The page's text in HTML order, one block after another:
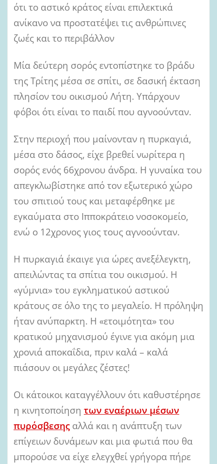
ότι το αστικό κράτος είναι επιλεκτικά
ανίκανο να προστατέψει τις ανθρώπινες
ζωές και το περιβάλλον
Μία δεύτερη σορός εντοπίστηκε το βράδυ
της Τρίτης μέσα σε σπίτι, σε δασική έκταση
πλησίον του οικισμού Λήτη. Υπάρχουν
φόβοι ότι είναι το παιδί που αγνοούνταν.
Στην περιοχή που μαίνονταν η πυρκαγιά,
μέσα στο δάσος, είχε βρεθεί νωρίτερα η
σορός ενός 66χρονου άνδρα. Η γυναίκα του
απεγκλωβίστηκε από τον εξωτερικό χώρο
του σπιτιού τους και μεταφέρθηκε με
εγκαύματα στο Ιπποκράτειο νοσοκομείο,
ενώ ο 12χρονος γιος τους αγνοούνταν.
Η πυρκαγιά έκαιγε για ώρες ανεξέλεγκτη,
απειλώντας τα σπίτια του οικισμού. Η
«γύμνια» του εγκληματικού αστικού
κράτους σε όλο της το μεγαλείο. Η πρόληψη
ήταν ανύπαρκτη. Η «ετοιμότητα» του
κρατικού μηχανισμού έγινε για ακόμη μια
χρονιά αποκαΐδια, πριν καλά – καλά
πιάσουν οι μεγάλες ζέστες!
Οι κάτοικοι καταγγέλλουν ότι καθυστέρησε
η κινητοποίηση των εναέριων μέσων
πυρόσβεσης αλλά και η ανάπτυξη των
επίγειων δυνάμεων και μια φωτιά που θα
μπορούσε να είχε ελεγχθεί γρήγορα πήρε